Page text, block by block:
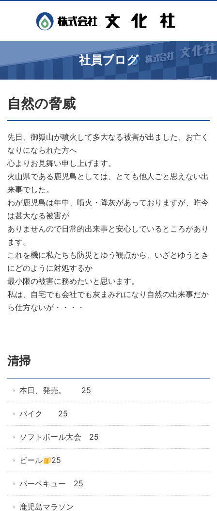
社員ブログ
自然の脅威
先日、御嶽山が噴火して多大なる被害が出ました、お亡く
なりになられた方へ
心よりお見舞い申し上げます。
火山県である鹿児島としては、とても他人ごと思えない出
来事でした。
わが鹿児島は年中、噴火・降灰があっておりますが、昨今
は甚大なる被害が
ありませんので日常的出来事と安心しているところがあり
ます。
これを機に私たちも防災とゆう観点から、いざとゆうとき
にどのように対処するか
最小限の被害に務めたいと思います。
私は、自宅でも会社でも灰まみれになり自然の出来事だか
ら仕方ないが・・・・
清掃
本日、発売。 25
バイク 25
ソフトボール大会 25
ビール 25
バーベキュー 25
鹿児島マラソン